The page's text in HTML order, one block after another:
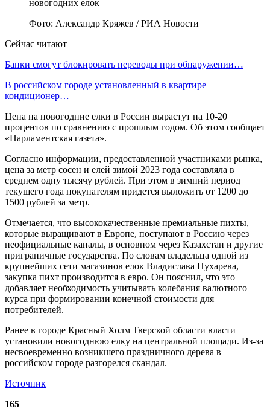
Фото: Александр Кряжев / РИА Новости
Сейчас читают
Банки смогут блокировать переводы при обнаружении…
В российском городе установленный в квартире
кондиционер…
Цена на новогодние елки в России вырастут на 10-20
процентов по сравнению с прошлым годом. Об этом сообщает
«Парламентская газета».
Согласно информации, предоставленной участниками рынка,
цена за метр сосен и елей зимой 2023 года составляла в
среднем одну тысячу рублей. При этом в зимний период
текущего года покупателям придется выложить от 1200 до
1500 рублей за метр.
Отмечается, что высококачественные премиальные пихты,
которые выращивают в Европе, поступают в Россию через
неофициальные каналы, в основном через Казахстан и другие
приграничные государства. По словам владельца одной из
крупнейших сети магазинов елок Владислава Пухарева,
закупка пихт производится в евро. Он пояснил, что это
добавляет необходимость учитывать колебания валютного
курса при формировании конечной стоимости для
потребителей.
Ранее в городе Красный Холм Тверской области власти
установили новогоднюю елку на центральной площади. Из-за
несвоевременно возникшего праздничного дерева в
российском городе разгорелся скандал.
Источник
165